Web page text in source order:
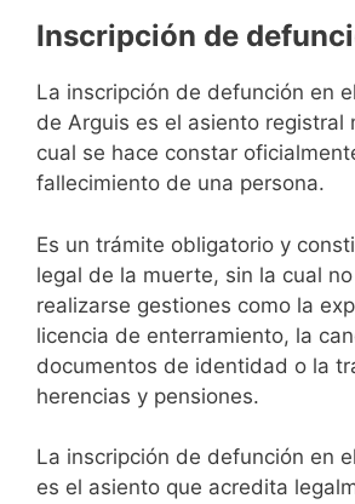
Inscripción de
La inscripción de defunción en
de Arguis es el asiento registral
cual se hace constar
fallecimiento de una persona.
Es un trámite obligatorio y
legal de la muerte, sin la cual
realizarse gestiones como la
licencia de enterramiento, la
documentos de identidad o la
herencias y pensiones.
La inscripción de defunción en
es el asiento que acredita